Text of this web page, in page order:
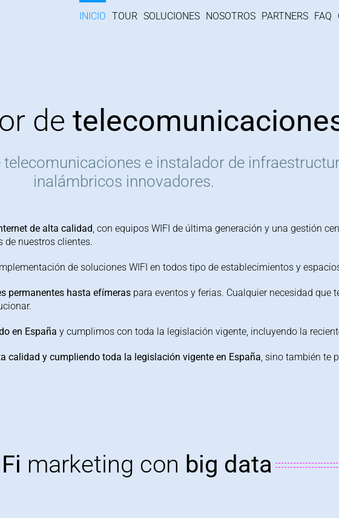
INICIO TOUR SOLUCIONES NOSOTROS PARTNERS FAQ
de
telecomunicaciones e instalador de
inalámbricos innovadores.
de alta calidad, con equipos WIFI de última generación y una gestión
de nuestros clientes.
de soluciones WIFI en todos tipo de establecimientos y
permanentes hasta efímeras para eventos y ferias. Cualquier necesidad que
en España y cumplimos con toda la legislación vigente, incluyendo la
calidad y cumpliendo toda la legislación vigente en España, sino también te
marketing con big data